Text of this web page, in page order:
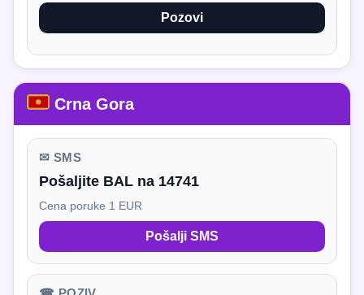
Pozovi
Crna Gora
✉ SMS
Pošaljite BAL na 14741
Cena poruke 1 EUR
Pošalji SMS